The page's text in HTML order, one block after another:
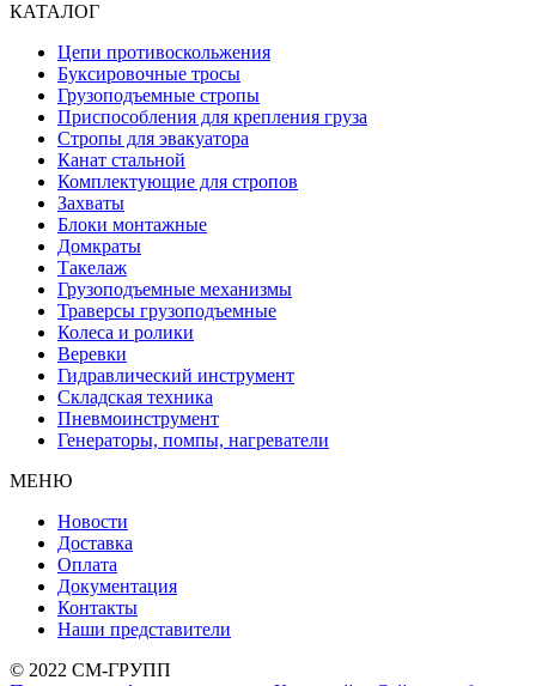
КАТАЛОГ
Цепи противоскольжения
Буксировочные тросы
Грузоподъемные стропы
Приспособления для крепления груза
Стропы для эвакуатора
Канат стальной
Комплектующие для стропов
Захваты
Блоки монтажные
Домкраты
Такелаж
Грузоподъемные механизмы
Траверсы грузоподъемные
Колеса и ролики
Веревки
Гидравлический инструмент
Складская техника
Пневмоинструмент
Генераторы, помпы, нагреватели
МЕНЮ
Новости
Доставка
Оплата
Документация
Контакты
Наши представители
© 2022 СМ-ГРУПП